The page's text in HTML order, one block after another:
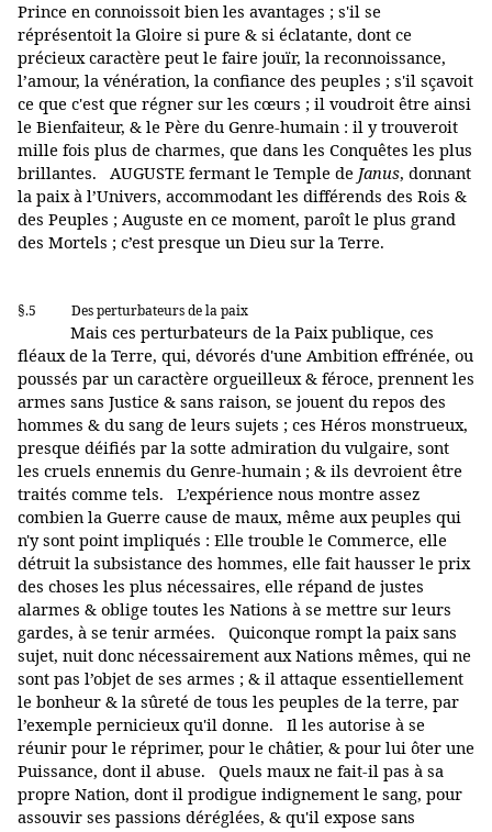
Prince en connoissoit bien les avantages ; s'il se
réprésentoit la Gloire si pure & si éclatante, dont ce
précieux caractère peut le faire jouïr, la reconnoissance,
l’amour, la vénération, la confiance des peuples ; s'il sçavoit
ce que c'est que régner sur les cœurs ; il voudroit être ainsi
le Bienfaiteur, & le Père du Genre-humain : il y trouveroit
mille fois plus de charmes, que dans les Conquêtes les plus
brillantes. AUGUSTE fermant le Temple de Janus, donnant
la paix à l’Univers, accommodant les différends des Rois &
des Peuples ; Auguste en ce moment, paroît le plus grand
des Mortels ; c’est presque un Dieu sur la Terre.
§.5 Des perturbateurs de la paix
Mais ces perturbateurs de la Paix publique, ces
fléaux de la Terre, qui, dévorés d'une Ambition effrénée, ou
poussés par un caractère orgueilleux & féroce, prennent les
armes sans Justice & sans raison, se jouent du repos des
hommes & du sang de leurs sujets ; ces Héros monstrueux,
presque déifiés par la sotte admiration du vulgaire, sont
les cruels ennemis du Genre-humain ; & ils devroient être
traités comme tels. L’expérience nous montre assez
combien la Guerre cause de maux, même aux peuples qui
n'y sont point impliqués : Elle trouble le Commerce, elle
détruit la subsistance des hommes, elle fait hausser le prix
des choses les plus nécessaires, elle répand de justes
alarmes & oblige toutes les Nations à se mettre sur leurs
gardes, à se tenir armées. Quiconque rompt la paix sans
sujet, nuit donc nécessairement aux Nations mêmes, qui ne
sont pas l’objet de ses armes ; & il attaque essentiellement
le bonheur & la sûreté de tous les peuples de la terre, par
l’exemple pernicieux qu'il donne. Il les autorise à se
réunir pour le réprimer, pour le châtier, & pour lui ôter une
Puissance, dont il abuse. Quels maux ne fait-il pas à sa
propre Nation, dont il prodigue indignement le sang, pour
assouvir ses passions déréglées, & qu'il expose sans